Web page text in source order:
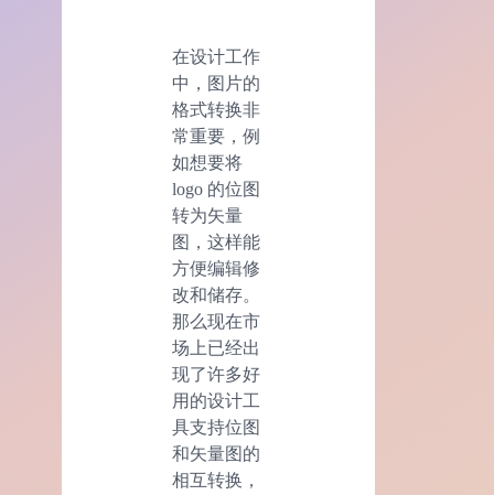
在设计工作
中，图片的
格式转换非
常重要，例
如想要将
logo 的位图
转为矢量
图，这样能
方便编辑修
改和储存。
那么现在市
场上已经出
现了许多好
用的设计工
具支持位图
和矢量图的
相互转换，